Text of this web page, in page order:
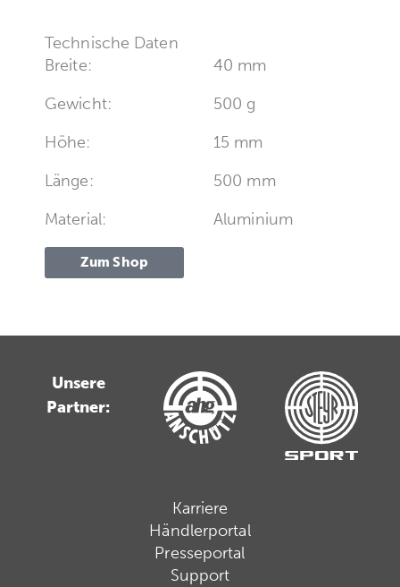
Technische Daten
Breite:
40 mm
Gewicht:
500 g
Höhe:
15 mm
Länge:
500 mm
Material:
Aluminium
Zum Shop
Unsere
Partner:
Karriere
Händlerportal
Presseportal
Support